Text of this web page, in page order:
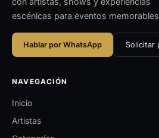
escénicas para eventos
Hablar por WhatsApp Solicitar
NAVEGACIÓN
Inicio
Artistas